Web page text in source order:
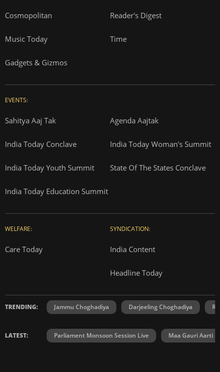
Cosmopolitan Reader's Digest
Music Today Time
Gadgets & Gizmos
EVENTS:
Sahitya Aaj Tak Agenda Aajtak
India Today Conclave India Today Woman's Summit
India Today Youth Summit State Of The States Conclave
India Today Education Summit
WELFARE:
Care Today
SYNDICATION:
India Content
Headline Today
TRENDING: Jammu Choghadiya Darjeeling Choghadiya
LATEST: Parliament Monsoon Session Live Maa Gauri Aarti